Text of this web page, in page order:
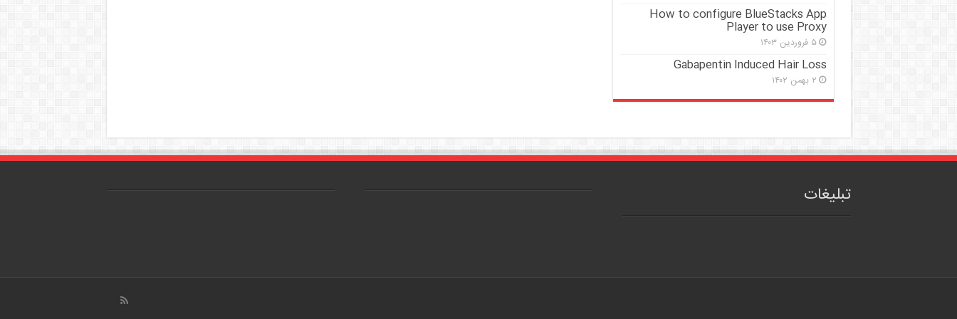
How to configure BlueStacks App
Player to use Proxy
۵ فروردین ۱۴۰۳
Gabapentin Induced Hair Loss
۲ بهمن ۱۴۰۲
تبلیغات